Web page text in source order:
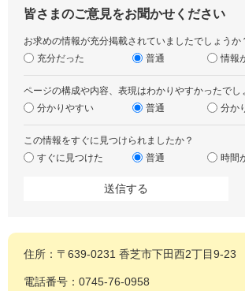
皆さまのご意見をお聞かせください
お求めの情報が充分掲載されていましたでしょうか
充分だった
普通 情報
ページの構成や内容、表現はわかりやすかったでし
分かりやすい
普通 分か
この情報をすぐに見つけられましたか？
すぐに見つけた
普通 時間
住所：〒639-0231 香芝市下田西2丁目9-23
電話番号：0745-76-0958